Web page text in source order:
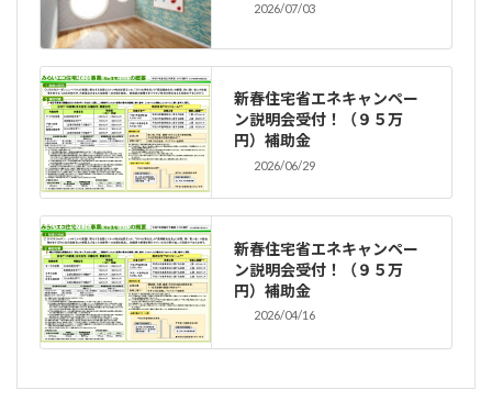
2026/07/03
新春住宅省エネキャンペー
ン説明会受付！（９５万
円）補助金
2026/06/29
新春住宅省エネキャンペー
ン説明会受付！（９５万
円）補助金
2026/04/16